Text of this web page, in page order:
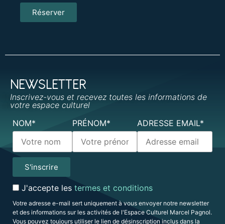
Réserver
NEWSLETTER
Inscrivez-vous et recevez toutes les informations de
votre espace culturel
NOM*
PRÉNOM* ADRESSE EMAIL*
J'accepte les termes et conditions
Votre adresse e-mail sert uniquement à vous envoyer notre newsletter
et des informations sur les activités de l'Espace Culturel Marcel Pagnol.
Vous pouvez toujours utiliser le lien de désinscription inclus dans la